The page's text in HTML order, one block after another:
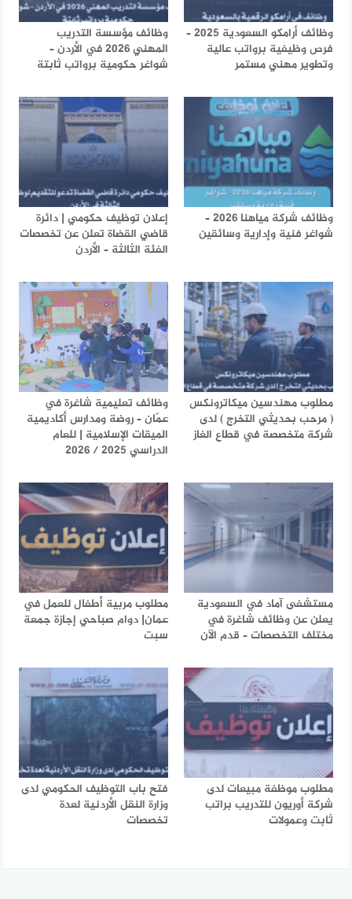
وظائف أرامكو السعودية 2025 –
فرص وظيفية برواتب عالية
وتطوير مهني مستمر
وظائف مؤسسة التدريب
المهني 2026 في الأردن –
شواغر حكومية برواتب ثابتة
وظائف شركة مياهنا 2026 –
شواغر فنية وإدارية وسائقين
إعلان توظيف حكومي | دائرة
قاضي القضاة تعلن عن تخصصات
الفئة الثالثة – الأردن
مطلوب مهندسين ميكاترونكس
( مرحب بحديثي التخرج ) لدى
شركة متخصصة في قطاع الغاز
وظائف تعليمية شاغرة في
عمّان – روضة ومدارس أكاديمية
الميقات الإسلامية | للعام
الدراسي 2025 / 2026
مستشفى آماد في السعودية
يعلن عن وظائف شاغرة في
مختلف التخصصات – قدم الآن
مطلوب مربية أطفال للعمل في
عمان| دوام صباحي إجازة جمعة
سبت
مطلوب موظفة مبيعات لدى
شركة أوريون للتدريب براتب
ثابت وعمولات
فتح باب التوظيف الحكومي لدى
وزارة النقل الأردنية لعدة
تخصصات